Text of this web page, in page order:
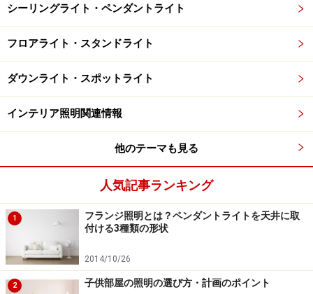
シーリングライト・ペンダントライト
フロアライト・スタンドライト
ダウンライト・スポットライト
インテリア照明関連情報
他のテーマも見る
人気記事ランキング
1
フランジ照明とは？ペンダントライトを天井に取
付ける3種類の形状
2014/10/26
2 子供部屋の照明の選び方・計画のポイント